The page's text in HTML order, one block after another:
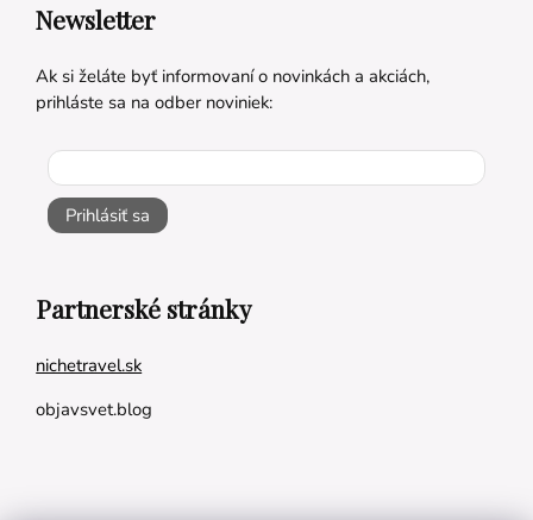
Newsletter
Ak si želáte byť informovaní o novinkách a akciách,
prihláste sa na odber noviniek:
Prihlásiť sa
Partnerské stránky
nichetravel.sk
objavsvet.blog